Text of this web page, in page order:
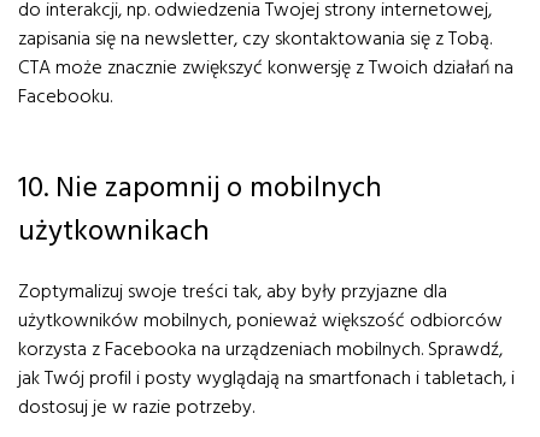
do interakcji, np. odwiedzenia Twojej strony internetowej,
zapisania się na newsletter, czy skontaktowania się z Tobą.
CTA może znacznie zwiększyć konwersję z Twoich działań na
Facebooku.
10. Nie zapomnij o mobilnych
użytkownikach
Zoptymalizuj swoje treści tak, aby były przyjazne dla
użytkowników mobilnych, ponieważ większość odbiorców
korzysta z Facebooka na urządzeniach mobilnych. Sprawdź,
jak Twój profil i posty wyglądają na smartfonach i tabletach, i
dostosuj je w razie potrzeby.